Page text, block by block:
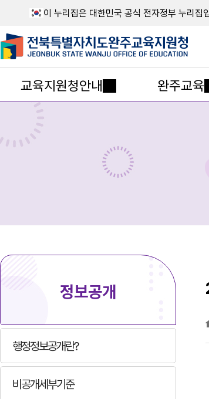
이 누리집은 대한민국 공식 전자정부 누리집
교육지원청안내 완주교육
정보공개
행정정보공개란?
비공개세부기준